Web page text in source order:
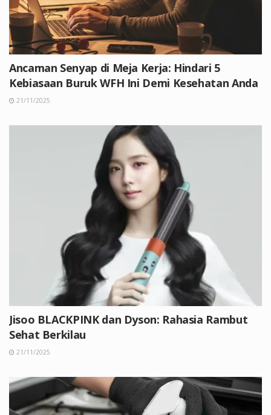
Ancaman Senyap di Meja Kerja: Hindari 5
Kebiasaan Buruk WFH Ini Demi Kesehatan Anda
21/11/2025
Jisoo BLACKPINK dan Dyson: Rahasia Rambut
Sehat Berkilau
21/11/2025